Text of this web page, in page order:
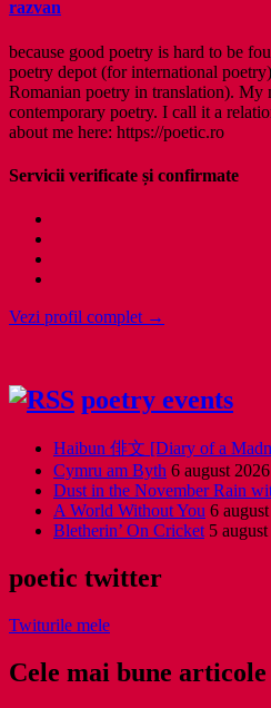
razvan
because good poetry is hard to be
poetry depot (for international
Romanian poetry in translation). My
contemporary poetry. I call it a
about me here: https://poetic.ro
Servicii verificate și confirmate
Vezi profil complet →
poetry events
Haibun 俳文 [Diary of a
Cymru am Byth 6 august 2026
Dust in the November Rain
A World Without You 6
Bletherin’ On Cricket 5
poetic twitter
Twiturile mele
Cele mai bune